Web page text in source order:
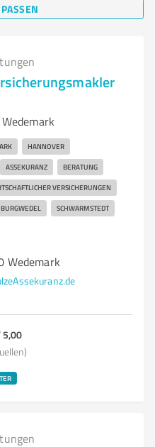
HANNOVER
ASSEKURANZ BERATUNG
VERSICHERUNGEN
BURGWEDEL SCHWARMSTEDT
Wedemark
5,00